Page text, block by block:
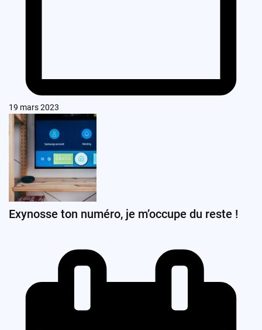
19 mars 2023
Exynosse ton numéro, je m’occupe du reste !